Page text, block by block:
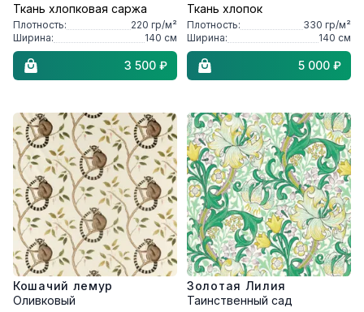
Ткань хлопковая саржа
Плотность: 220 гр/м²
Ширина:
140 см
3 500 ₽
Ткань хлопок
Плотность: 330 гр/м²
Ширина:
140 см
5 000 ₽
Кошачий лемур
Оливковый
Золотая Лилия
Таинственный сад